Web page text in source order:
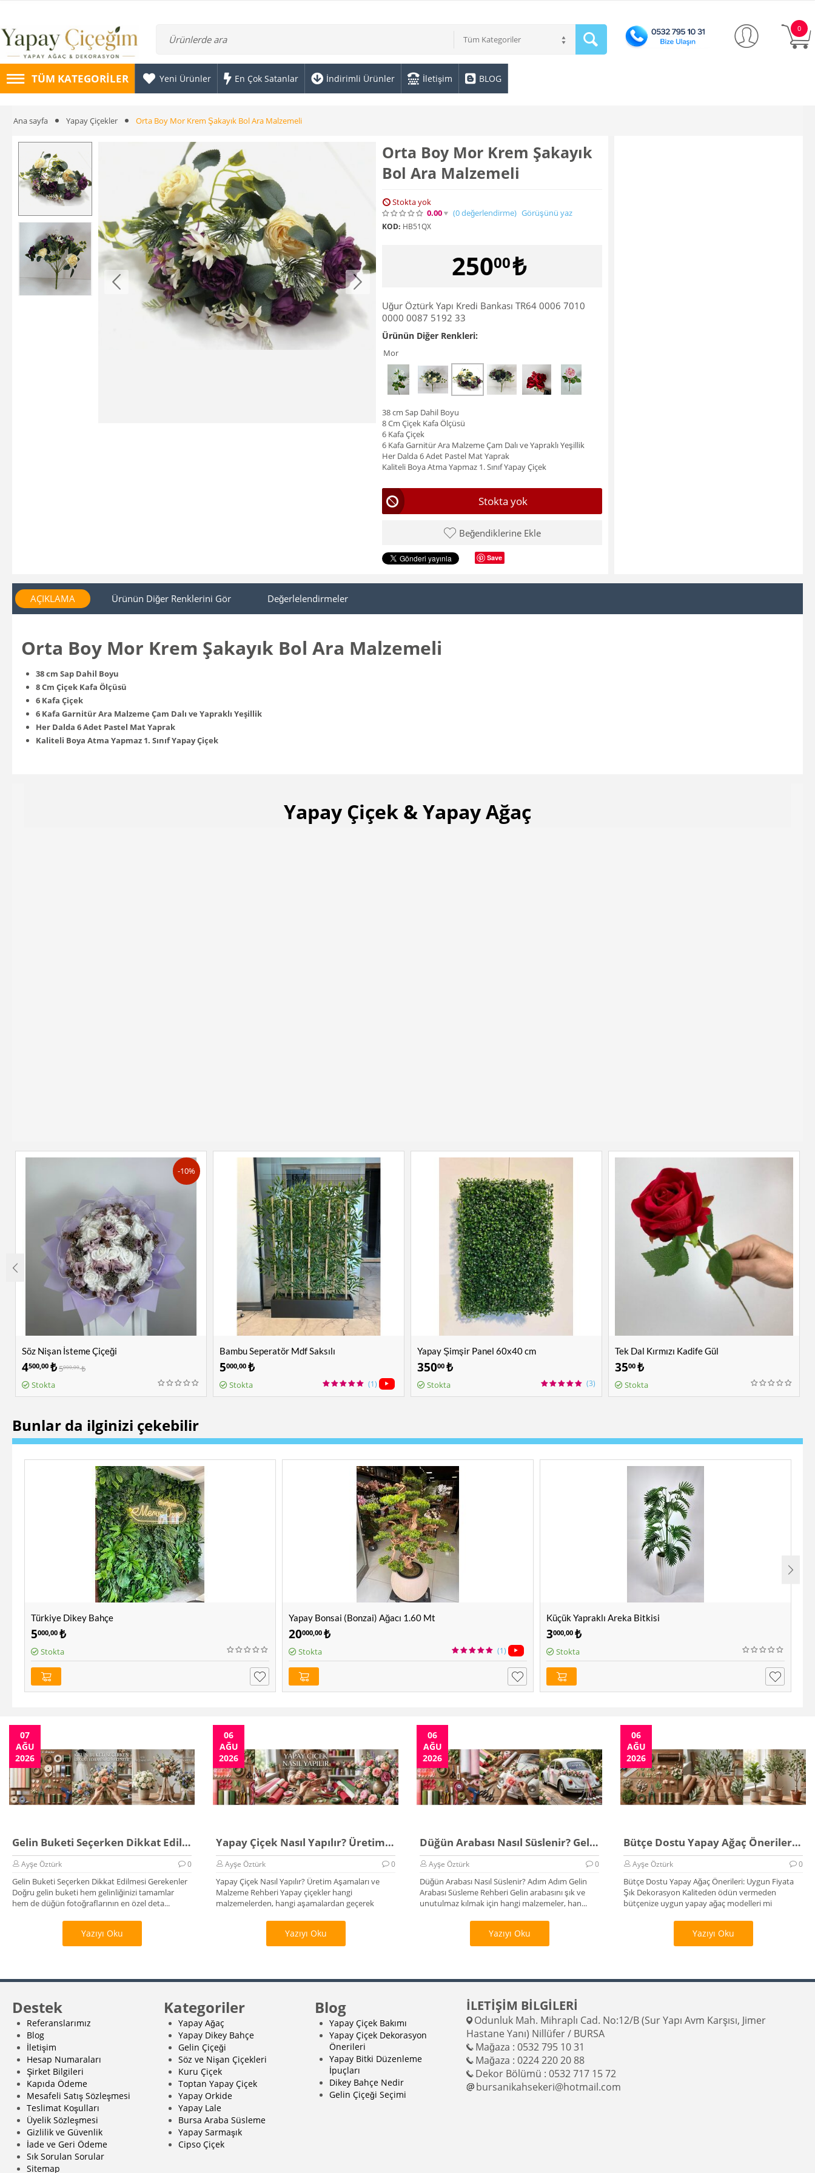
Tüm Kategoriler
0
TÜM KATEGORILER Yeni Ürünler En Çok Satanlar İndirimli Ürünler İletişim BLOG
Ana sayfa Yapay Çiçekler Orta Boy Mor Krem Şakayık Bol Ara Malzemeli
Orta Boy Mor Krem Şakayık
Bol Ara Malzemeli
Stokta yok
0.00
(0değerlendirme) Görüşünü yaz
KOD: HB51QX
25000₺
Uğur Öztürk Yapı Kredi Bankası TR64 0006 7010
0000 0087 5192 33
Ürünün Diğer Renkleri:
Mor
38 cm Sap Dahil Boyu
8 Cm Çiçek Kafa Ölçüsü
6 Kafa Çiçek
6 Kafa Garnitür Ara Malzeme Çam Dalı ve Yapraklı Yeşillik
Her Dalda 6 Adet Pastel Mat Yaprak
Kaliteli Boya Atma Yapmaz 1. Sınıf Yapay Çiçek
Stokta yok
Beğendiklerine Ekle
Save
AÇIKLAMA Ürünün Diğer Renklerini Gör Değerlelendirmeler
Orta Boy Mor Krem Şakayık Bol Ara Malzemeli
38 cm Sap Dahil Boyu
8 Cm Çiçek Kafa Ölçüsü
6 Kafa Çiçek
6 Kafa Garnitür Ara Malzeme Çam Dalı ve Yapraklı Yeşillik
Her Dalda 6 Adet Pastel Mat Yaprak
Kaliteli Boya Atma Yapmaz 1. Sınıf Yapay Çiçek
Yapay Çiçek & Yapay Ağaç
-10%
Söz Nişan İsteme Çiçeği
4500,00 ₺5000,00 ₺
Stokta
Bambu Seperatör Mdf Saksılı
5000,00 ₺
Stokta (1)
Yapay Şimşir Panel 60x40 cm
35000 ₺
Stokta (3)
Tek Dal Kırmızı Kadife Gül
3500 ₺
Stokta
Bunlar da ilginizi çekebilir
Türkiye Dikey Bahçe
5000,00 ₺
Stokta
Yapay Bonsai (Bonzai) Ağacı 1.60 Mt
20000,00 ₺
Stokta (1)
Küçük Yapraklı Areka Bitkisi
3000,00 ₺
Stokta
07
AĞU
2026
Gelin Buketi Seçerken Dikkat Edilmesi Gerekenler
Ayşe Öztürk 0
Gelin Buketi Seçerken Dikkat Edilmesi Gerekenler
Doğru gelin buketi hem gelinliğinizi tamamlar
hem de düğün fotoğraflarının en özel deta...
Yazıyı Oku
06
AĞU
2026
Yapay Çiçek Nasıl Yapılır? Üretim Rehberi 2026
Ayşe Öztürk 0
Yapay Çiçek Nasıl Yapılır? Üretim Aşamaları ve
Malzeme Rehberi Yapay çiçekler hangi
malzemelerden, hangi aşamalardan geçerek
Yazıyı Oku
06
AĞU
2026
Düğün Arabası Nasıl Süslenir? Gelin Arabası Rehberi
Ayşe Öztürk 0
Düğün Arabası Nasıl Süslenir? Adım Adım Gelin
Arabası Süsleme Rehberi Gelin arabasını şık ve
unutulmaz kılmak için hangi malzemeler, han...
Yazıyı Oku
06
AĞU
2026
Bütçe Dostu Yapay Ağaç Önerileri 2026
Ayşe Öztürk 0
Bütçe Dostu Yapay Ağaç Önerileri: Uygun Fiyata
Şık Dekorasyon Kaliteden ödün vermeden
bütçenize uygun yapay ağaç modelleri mi
Yazıyı Oku
Destek
Referanslarımız
Blog
İletişim
Hesap Numaraları
Şirket Bilgileri
Kapıda Ödeme
Mesafeli Satış Sözleşmesi
Teslimat Koşulları
Üyelik Sözleşmesi
Gizlilik ve Güvenlik
İade ve Geri Ödeme
Sık Sorulan Sorular
Sitemap
Kategoriler
Yapay Ağaç
Yapay Dikey Bahçe
Gelin Çiçeği
Söz ve Nişan Çiçekleri
Kuru Çiçek
Toptan Yapay Çiçek
Yapay Orkide
Yapay Lale
Bursa Araba Süsleme
Yapay Sarmaşık
Cipso Çiçek
Blog
Yapay Çiçek Bakımı
Yapay Çiçek Dekorasyon
Önerileri
Yapay Bitki Düzenleme
İpuçları
Dikey Bahçe Nedir
Gelin Çiçeği Seçimi
İLETİŞİM BİLGİLERİ
Odunluk Mah. Mihraplı Cad. No:12/B (Sur Yapı Avm Karşısı, Jimer
Hastane Yanı) Nillüfer / BURSA
Mağaza : 0532 795 10 31
Mağaza : 0224 220 20 88
Dekor Bölümü : 0532 717 15 72
bursanikahsekeri@hotmail.com